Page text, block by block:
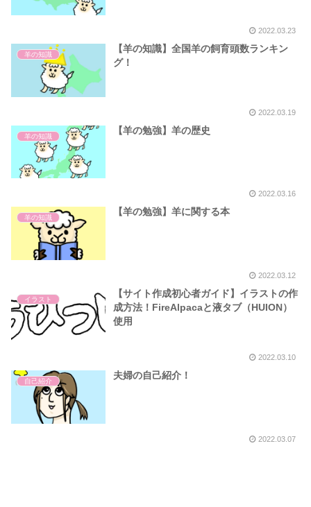
2022.03.23
羊の知識
【羊の知識】全国羊の飼育頭数ランキン
グ！
2022.03.19
羊の知識
【羊の勉強】羊の歴史
2022.03.16
羊の知識
【羊の勉強】羊に関する本
2022.03.12
イラスト
【サイト作成初心者ガイド】イラストの作
成方法！FireAlpacaと液タブ（HUION）
使用
2022.03.10
自己紹介
夫婦の自己紹介！
2022.03.07